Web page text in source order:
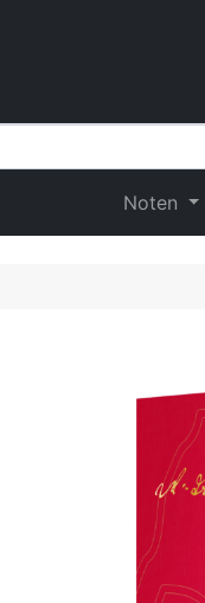
Noten